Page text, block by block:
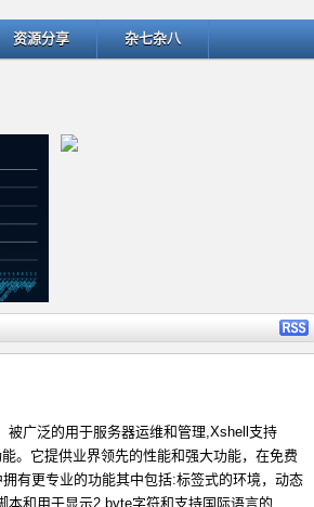
资源分享 杂七杂八
细内容 详细内容
匹配微博中的用户名和话题 -- @用
广泛的用于服务器运维和管理,Xshell支持
。它提供业界领先的性能和强大功能，在免费
有更专业的功能其中包括:标签式的环境，动态
和用于显示2 byte字符和支持国际语言的